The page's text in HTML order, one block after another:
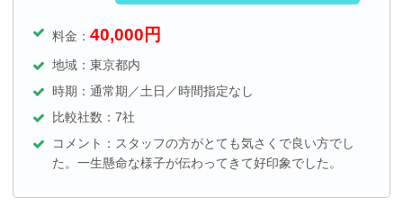
料金： 40,000 円
地域：東京都内
時期：通常期／土日／時間指定なし
比較社数：7社
コメント：スタッフの方がとても気さくで良い方でし
た。一生懸命な様子が伝わってきて好印象でした。